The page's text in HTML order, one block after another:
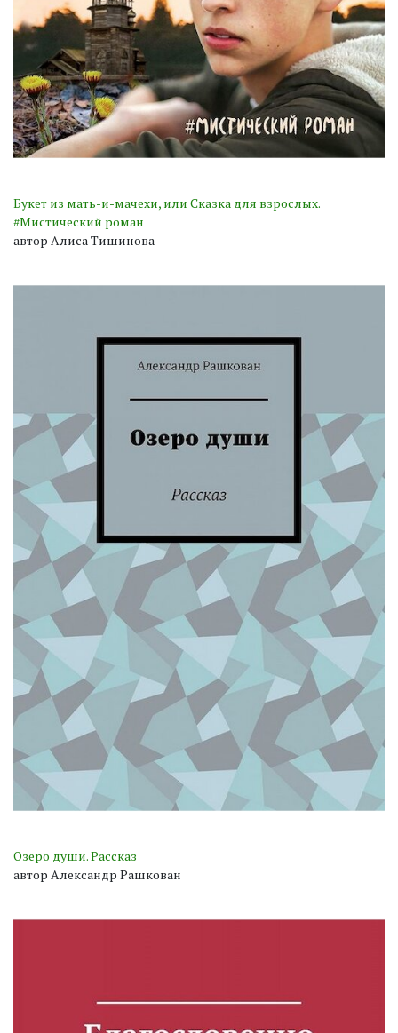
Букет из мать-и-мачехи, или Сказка для взрослых.
#Мистический роман
автор Алиса Тишинова
Озеро души. Рассказ
автор Александр Рашкован